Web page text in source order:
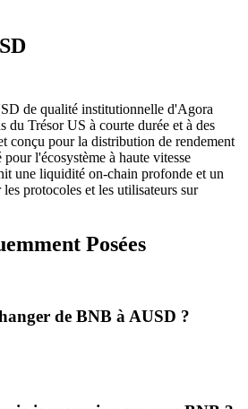
de qualité institutionnelle d'Agora
du Trésor US à courte durée et à des
conçu pour la distribution de rendement
l'écosystème à haute vitesse
une liquidité on-chain profonde et un
protocoles et les utilisateurs sur
Posées
de BNB à AUSD ?